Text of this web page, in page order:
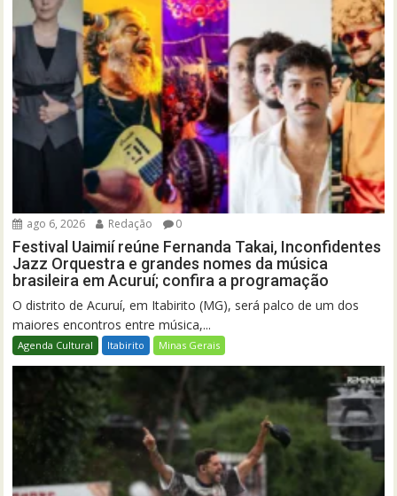
ago 6, 2026 Redação 0
Festival Uaimií reúne Fernanda Takai, Inconfidentes
Jazz Orquestra e grandes nomes da música
brasileira em Acuruí; confira a programação
O distrito de Acuruí, em Itabirito (MG), será palco de um dos
maiores encontros entre música,...
Agenda Cultural Itabirito Minas Gerais